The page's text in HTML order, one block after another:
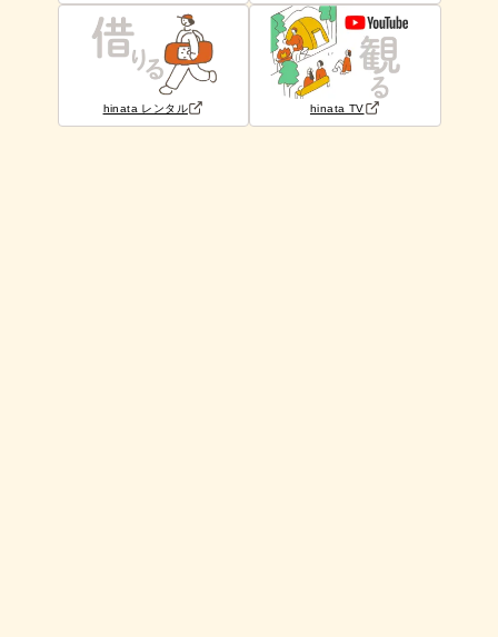
hinata レンタル hinata TV